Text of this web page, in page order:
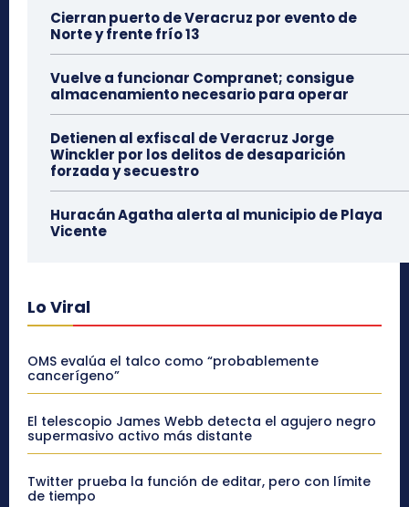
Cierran puerto de Veracruz por evento de
Norte y frente frío 13
Vuelve a funcionar Compranet; consigue
almacenamiento necesario para operar
Detienen al exfiscal de Veracruz Jorge
Winckler por los delitos de desaparición
forzada y secuestro
Huracán Agatha alerta al municipio de Playa
Vicente
Lo Viral
OMS evalúa el talco como “probablemente
cancerígeno”
El telescopio James Webb detecta el agujero negro
supermasivo activo más distante
Twitter prueba la función de editar, pero con límite
de tiempo